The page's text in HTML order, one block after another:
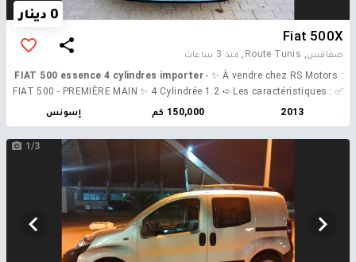
0 دينار
Fiat 500X
صفاقس, Route Tunis,
منذ 3 ساعات
FIAT 500 essence 4 cylindres importer - ✨ À vendre chez RS Motors :
FIAT 500 - PREMIÈRE MAIN ✨ 4 Cylindrée 1.2 ➪ Les caractéristiques : ✅
Année : 08/2013 importe en 2016 ✅ Kilométrage : 150.000km ✅
électrique / jante Aluminium / chaise pilote ✅ Multifonctions au volant
Une FIAT 500 alliant modernité, confort et équipements pratiques pour
une conduite agréable au quotidien. 📍 Adresse : Route Tunis KM9,
Sfax ☎️ Contact : 22.907.309 / 28.060.254 #RsMotors #FIAT500
2013 150,000 كم إسونس
1/3